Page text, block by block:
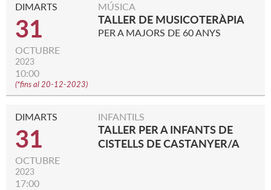
DIMARTS
31
OCTUBRE
2023
10:00
(*fins al 20-12-2023)
MÚSICA
TALLER DE MUSICOTERÀPIA
PER A MAJORS DE 60 ANYS
DIMARTS
31
OCTUBRE
2023
17:00
INFANTILS
TALLER PER A INFANTS DE
CISTELLS DE CASTANYER/A